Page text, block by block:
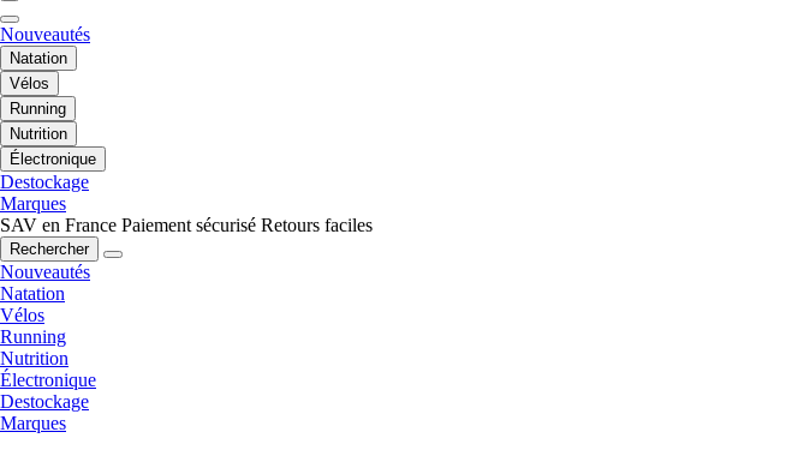
Nouveautés
Natation
Vélos
Running
Nutrition
Électronique
Destockage
Marques
SAV en France Paiement sécurisé Retours faciles
Rechercher
Nouveautés
Natation
Vélos
Running
Nutrition
Électronique
Destockage
Marques